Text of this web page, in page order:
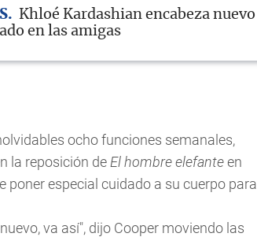
Khloé Kardashian encabeza nuevo
en las amigas
ocho funciones semanales,
la reposición de El hombre elefanteen
poner especial cuidado a su cuerpo para
va así", dijo Cooper moviendo las